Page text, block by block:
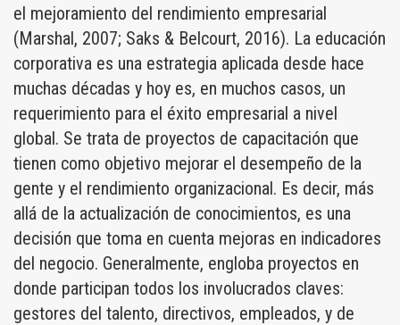
el mejoramiento del rendimiento empresarial
(Marshal, 2007; Saks & Belcourt, 2016). La educación
corporativa es una estrategia aplicada desde hace
muchas décadas y hoy es, en muchos casos, un
requerimiento para el éxito empresarial a nivel
global. Se trata de proyectos de capacitación que
tienen como objetivo mejorar el desempeño de la
gente y el rendimiento organizacional. Es decir, más
allá de la actualización de conocimientos, es una
decisión que toma en cuenta mejoras en indicadores
del negocio. Generalmente, engloba proyectos en
donde participan todos los involucrados claves:
gestores del talento, directivos, empleados, y de